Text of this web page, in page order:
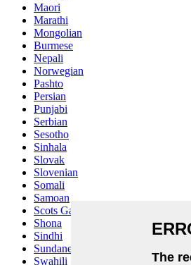
Maori
Marathi
Mongolian
Burmese
Nepali
Norwegian
Pashto
Persian
Punjabi
Serbian
Sesotho
Sinhala
Slovak
Slovenian
Somali
Samoan
Scots Gaelic
Shona
Sindhi
Sundanese
Swahili